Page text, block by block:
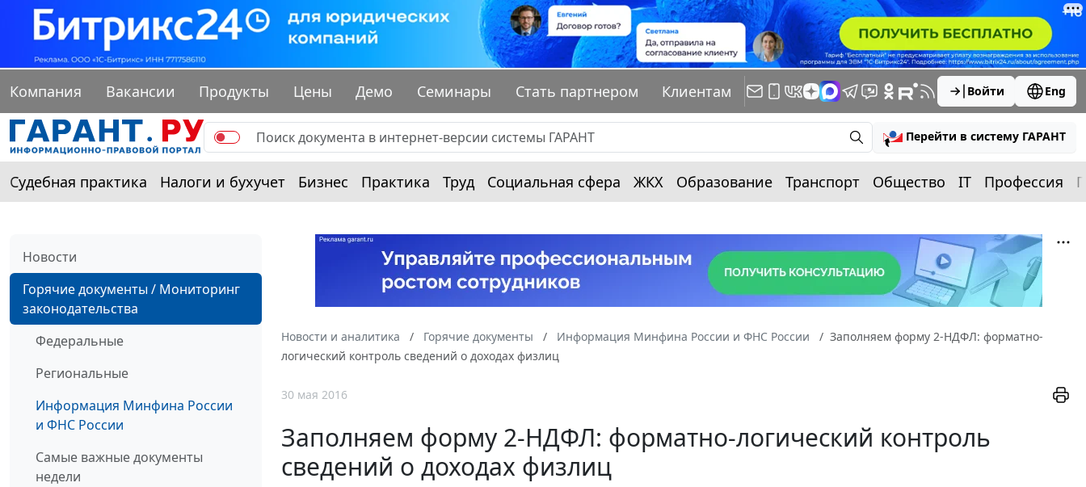
Компания Вакансии Продукты Цены Демо Семинары Стать партнером Клиентам Войти Eng
Перейти в систему ГАРАНТ
Судебная практика Налоги и бухучет Бизнес Практика Труд Социальная сфера ЖКХ Образование Транспорт Общество IT Профессия
Новости
Горячие документы / Мониторинг
законодательства
Федеральные
Региональные
Информация Минфина России
и ФНС России
Самые важные документы
недели
Новости и аналитика Горячие документы Информация Минфина России и ФНС России
Заполняем форму 2-НДФЛ: форматно-
логический контроль сведений о доходах физлиц
30 мая 2016
Заполняем форму 2-НДФЛ: форматно-логический контроль
сведений о доходах физлиц